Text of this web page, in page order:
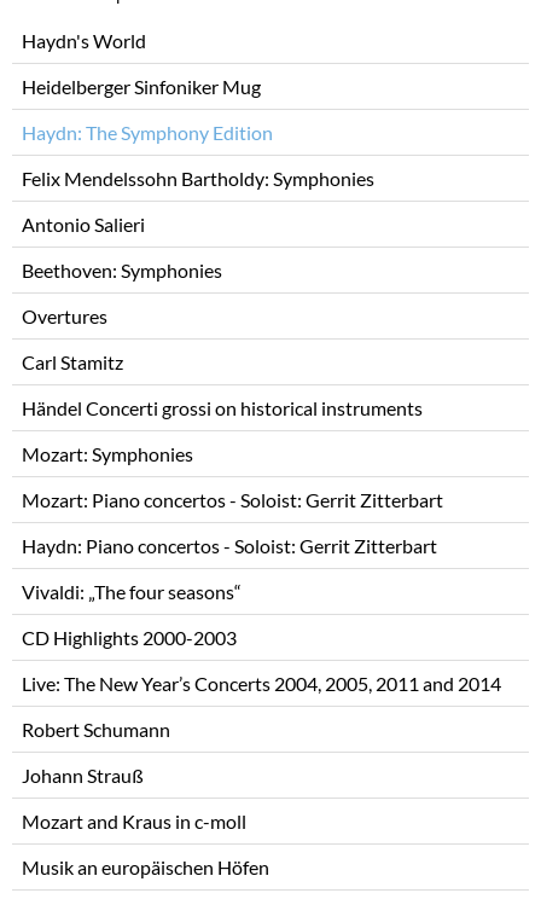
navigation
Haydn's World
Heidelberger Sinfoniker Mug
Haydn: The Symphony Edition
Felix Mendelssohn Bartholdy: Symphonies
Antonio Salieri
Beethoven: Symphonies
Overtures
Carl Stamitz
Händel Concerti grossi on historical instruments
Mozart: Symphonies
Mozart: Piano concertos - Soloist: Gerrit Zitterbart
Haydn: Piano concertos - Soloist: Gerrit Zitterbart
Vivaldi: „The four seasons“
CD Highlights 2000-2003
Live: The New Year’s Concerts 2004, 2005, 2011 and 2014
Robert Schumann
Johann Strauß
Mozart and Kraus in c-moll
Musik an europäischen Höfen